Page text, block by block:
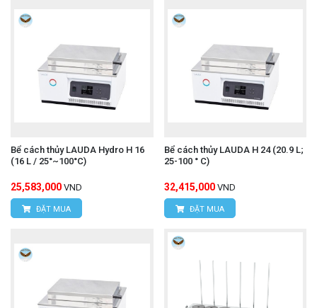
Bể cách thủy LAUDA Hydro H 16
(16 L / 25°~100°C)
25,583,000 VND
ĐẶT MUA
Bể cách thủy LAUDA H 24 (20.9 L;
25-100 ° C)
32,415,000 VND
ĐẶT MUA